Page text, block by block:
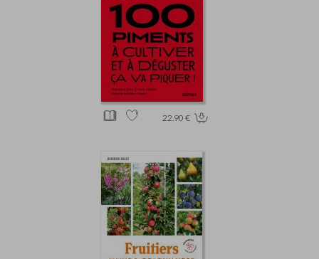
22.90 €